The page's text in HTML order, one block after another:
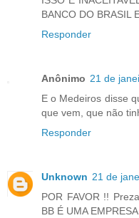
BANCO DO BRASIL
Responder
Anônimo 21 de
E o Medeiros disse
que vem, que não
Responder
Unknown 21 de
POR FAVOR !!
BB É UMA